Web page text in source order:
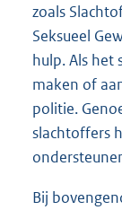
zoals
Seksueel
hulp. Als het
maken of
politie.
slachtoffers
Bij